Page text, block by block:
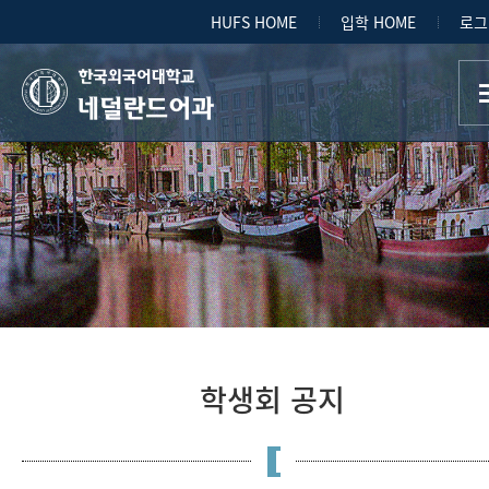
HUFS HOME 입학 HOME 로
네덜란드어과
학생회 공지